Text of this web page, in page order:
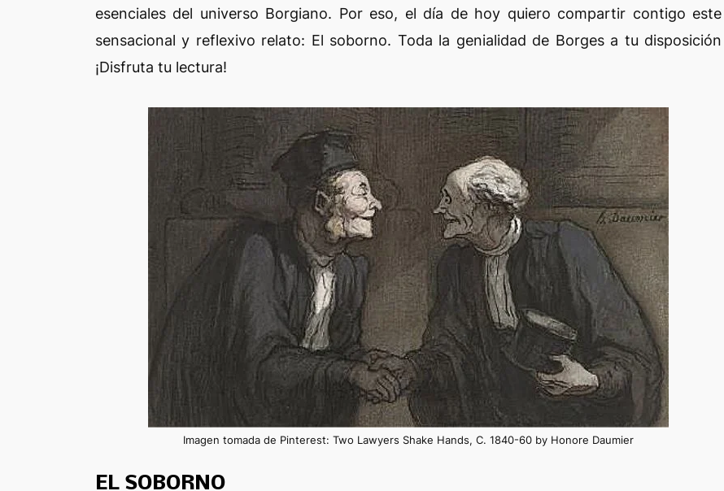
esenciales del universo Borgiano. Por eso, el día de hoy quiero compartir contigo este
sensacional y reflexivo relato: El soborno. Toda la genialidad de Borges a tu disposición
¡Disfruta tu lectura!
Imagen tomada de Pinterest: Two Lawyers Shake Hands, C. 1840-60 by Honore Daumier
EL SOBORNO